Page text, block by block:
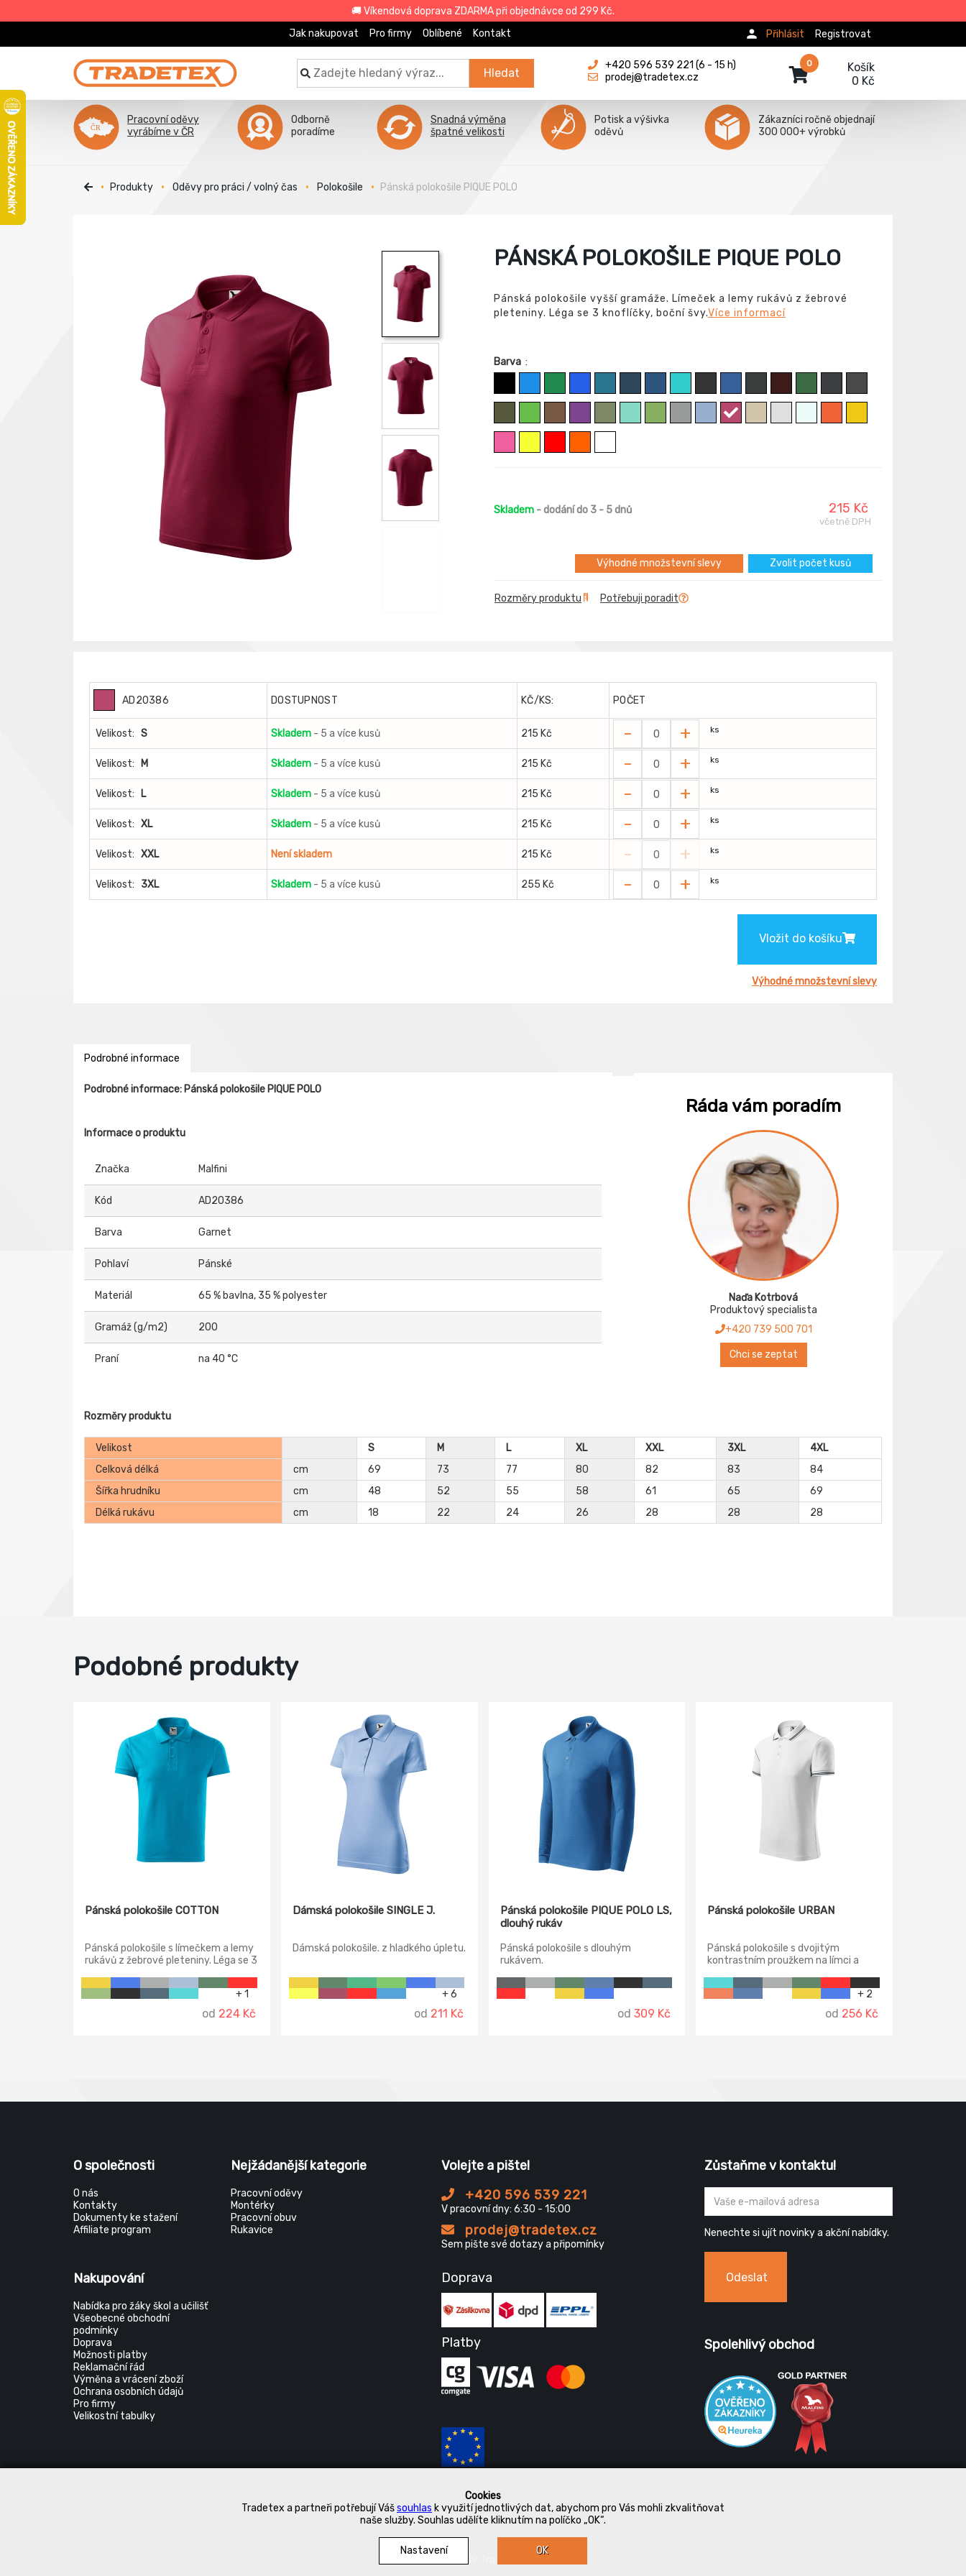
🚚 Víkendová doprava ZDARMA při objednávce od 299 Kč.
Cookies
Tradetex a partneři potřebují Vášsouhlas k využití jednotlivých dat, abychom pro Vás mohli zkvalitňovat
naše služby. Souhlas udělíte kliknutím na políčko „OK“.
Nastavení OK
Jak nakupovat Pro firmy Oblíbené Kontakt Registrovat
Přihlásit
Hledat
+420 596 539 221 (6 - 15 h)
prodej@tradetex.cz
Košík
0 Kč
0
Pracovní oděvy
vyrábíme v ČR
Odborně
poradíme
Snadná výměna
špatné velikosti
Potisk a výšivka
oděvů
Zákazníci ročně objednají
300 000+ výrobků
Produkty Oděvy pro práci / volný čas Polokošile Pánská polokošile PIQUE POLO
PÁNSKÁ POLOKOŠILE PIQUE POLO
Pánská polokošile vyšší gramáže. Límeček a lemy rukávů z žebrové
pleteniny. Léga se 3 knoflíčky, boční švy.Více informací
Barva :
Skladem - dodání do 3 - 5 dnů 215 Kč
včetně DPH
Výhodné množstevní slevy Zvolit počet kusů
Rozměry produktu Potřebuji poradit
AD20386 DOSTUPNOST KČ/KS: POČET
Velikost: S Skladem - 5 a více kusů 215 Kč - + ks
Velikost: M Skladem - 5 a více kusů 215 Kč - + ks
Velikost: L Skladem - 5 a více kusů 215 Kč - + ks
Velikost: XL Skladem - 5 a více kusů 215 Kč - + ks
Velikost: XXL Není skladem 215 Kč - + ks
Velikost: 3XL Skladem - 5 a více kusů 255 Kč - + ks
Vložit do košíku
Výhodné množstevní slevy
Podrobné informace
Podrobné informace: Pánská polokošile PIQUE POLO
Informace o produktu
Značka Malfini
Kód AD20386
Barva Garnet
Pohlaví Pánské
Materiál 65 % bavlna, 35 % polyester
Gramáž (g/m2) 200
Praní na 40 °C
Ráda vám poradím
Naďa Kotrbová
Produktový specialista
+420 739 500 701
Chci se zeptat
Rozměry produktu
Velikost S M L XL XXL 3XL
4XL
Celková délká
cm 69 73 77 80 82 83
84
Šířka hrudníku
cm 48 52 55 58 61 65
69
Délká rukávu
cm 18 22 24 26 28 28 28
Podobné produkty
Pánská polokošile COTTON
Pánská polokošile s límečkem a lemy
rukávů z žebrové pleteniny. Léga se 3
+ 1
od 224 Kč
Dámská polokošile SINGLE J.
Dámská polokošile. z hladkého úpletu.
+ 6
od 211 Kč
Pánská polokošile PIQUE POLO LS,
dlouhý rukáv
Pánská polokošile s dlouhým
rukávem.
od309 Kč
Pánská polokošile URBAN
Pánská polokošile s dvojitým
kontrastním proužkem na límci a
bočními švy, zpevněný ramenní šev.
+ 2
od 256 Kč
O společnosti
O nás
Kontakty
Dokumenty ke stažení
Affiliate program
Nakupování
Nabídka pro žáky škol a učilišť
Všeobecné obchodní
podmínky
Doprava
Možnosti platby
Reklamační řád
Výměna a vrácení zboží
Ochrana osobních údajů
Pro firmy
Velikostní tabulky
Nejžádanější kategorie
Pracovní oděvy
Montérky
Pracovní obuv
Rukavice
Volejte a pište!
+420 596 539 221
V pracovní dny: 6:30 - 15:00
prodej@tradetex.cz
Sem pište své dotazy a připomínky
Doprava
Platby
Zůstaňme v kontaktu!
Nenechte si ujít novinky a akční nabídky.
Odeslat
Spolehlivý obchod